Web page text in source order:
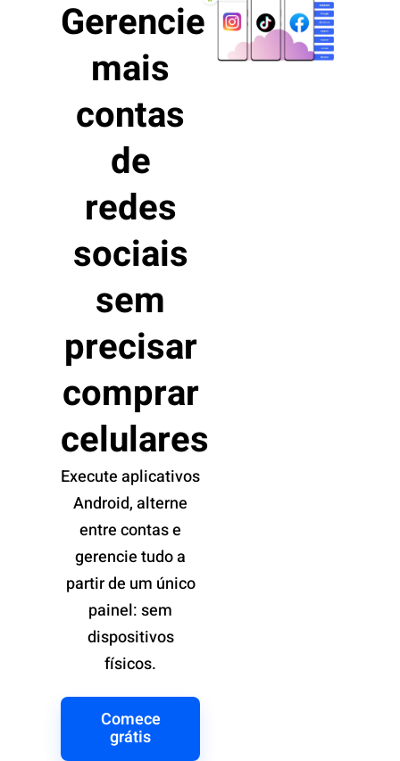
Gerencie
mais
contas
de
redes
sociais
sem
precisar
comprar
celulares
Execute aplicativos
Android, alterne
entre contas e
gerencie tudo a
partir de um único
painel: sem
dispositivos
físicos.
Comece
grátis